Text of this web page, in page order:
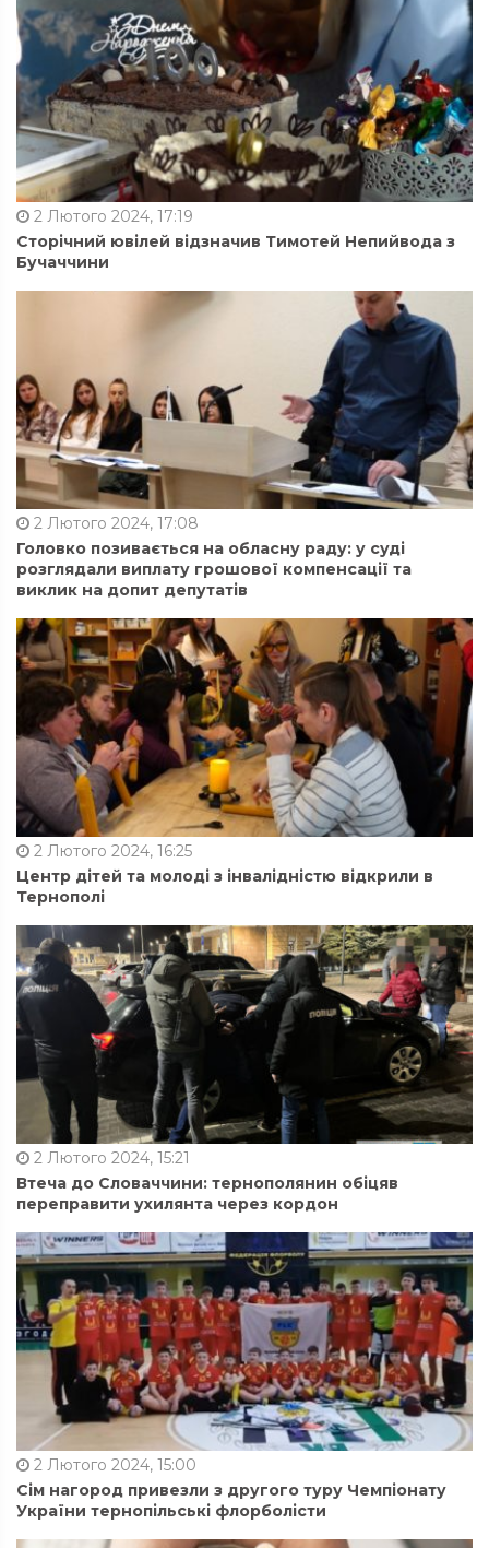
2 Лютого 2024, 17:19
Сторічний ювілей відзначив Тимотей Непийвода з
Бучаччини
2 Лютого 2024, 17:08
Головко позивається на обласну раду: у суді
розглядали виплату грошової компенсації та
виклик на допит депутатів
2 Лютого 2024, 16:25
Центр дітей та молоді з інвалідністю відкрили в
Тернополі
2 Лютого 2024, 15:21
Втеча до Словаччини: тернополянин обіцяв
переправити ухилянта через кордон
2 Лютого 2024, 15:00
Сім нагород привезли з другого туру Чемпіонату
України тернопільські флорболісти